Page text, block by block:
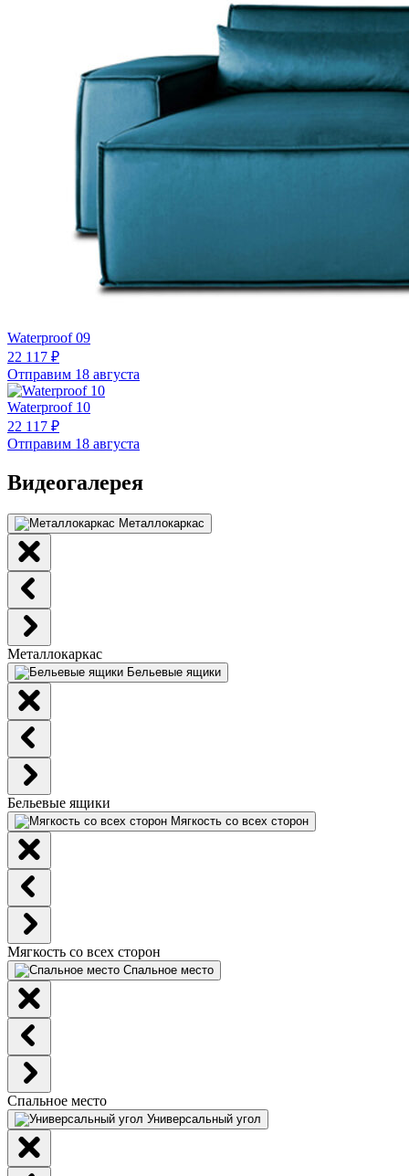
Waterproof 09
22 117 ₽
Отправим 18 августа
Waterproof 10
22 117 ₽
Отправим 18 августа
Видеогалерея
Металлокаркас
Металлокаркас
Бельевые ящики
Бельевые ящики
Мягкость со всех сторон
Мягкость со всех сторон
Спальное место
Спальное место
Универсальный угол